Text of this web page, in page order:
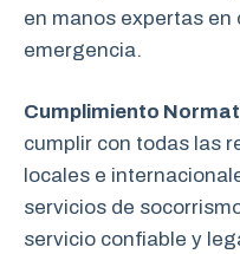
en manos expertas en
emergencia.
Cumplimiento
cumplir con todas las
locales e
servicios de
servicio confiable y